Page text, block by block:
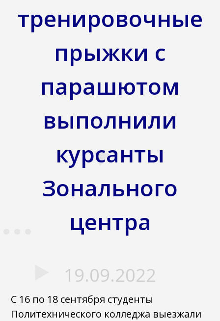
тренировочные
прыжки с
парашютом
выполнили
курсанты
Зонального
центра
19.09.2022
С 16 по 18 сентября студенты
Политехнического колледжа выезжали